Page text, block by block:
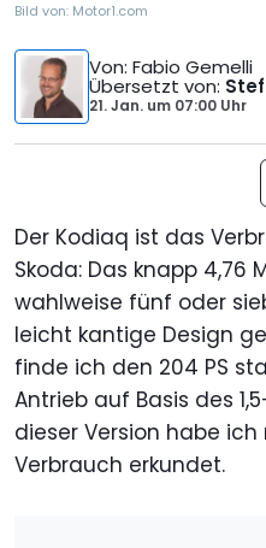
Bild von: Motor1.com
Von: Fabio Gemelli
Übersetzt von:
21. Jan. um 07:00 Uhr
Der Kodiaq ist das
Skoda: Das knapp 4,76
wahlweise fünf oder
leicht kantige Design
finde ich den 204 PS
Antrieb auf Basis des
dieser Version habe
Verbrauch erkundet.